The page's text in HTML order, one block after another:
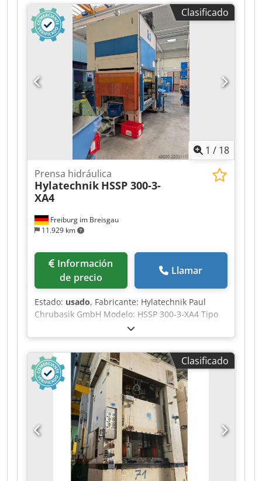
Clasificado
1 / 18
Freiburg im Breisgau
11.929 km
Prensa hidráulica
Hylatechnik HSSP 300-3-
XA4
de precio
Llamar
Estado: usado, Fabricante: Hylatechnik Paul
Chrubasik GmbH Modelo: HSSP 300-3-XA4 Tipo
de máquina: Prensa hidráulica Año de
fabricación: 2000 Estado: usada Fuerza de
prensado: 3.000 kN Fuerza de prensado: 300 t
Carrera: 300 mm Altura máxima de instalación:
800 mm Codpozrz D Ssfx Aqqsha Superficie de la
mesa: 2.000 × 1.550 mm Superficie del pistón:
2.000 × 1.540 mm Apertura frontal: 2.000 mm
Apertura lateral: 1.050 mm Altura de la mesa:
800 mm Avance rápido: 340 mm/s Velocidad de
trabajo 1: 32,5 mm/s Velocidad de trabajo 2: 19,5
mm/s Retracción: 340 mm/s Presión de trabajo
máxima: 280 bar Potencia del motor: 75 kW
Conexión eléctrica: 400 V Frecuencia: 50 Hz Peso
Clasificado